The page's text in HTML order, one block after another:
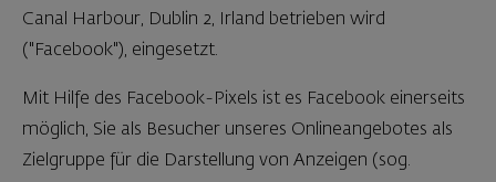
Canal Harbour, Dublin 2, Irland betrieben wird
("Facebook"), eingesetzt.
Mit Hilfe des Facebook-Pixels ist es Facebook einerseits
möglich, Sie als Besucher unseres Onlineangebotes als
Zielgruppe für die Darstellung von Anzeigen (sog.